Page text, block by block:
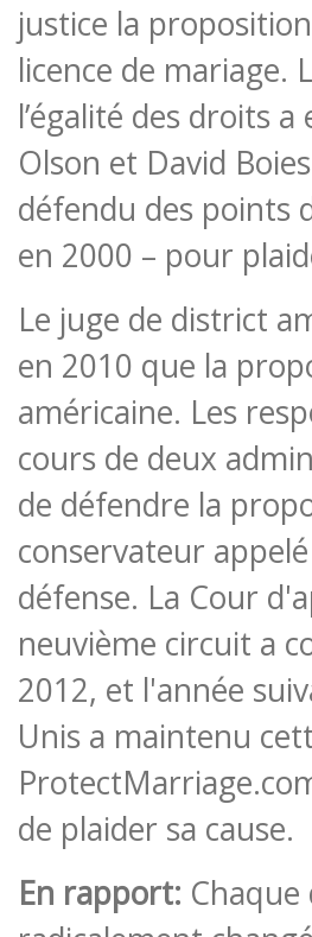
justice la
licence de mariage.
l’égalité des droits
Olson et David
défendu des points
en 2000 – pour
Le juge de district
en 2010 que la
américaine. Les
cours de deux
de défendre la
conservateur
défense. La Cour
neuvième circuit a
2012, et l'année
Unis a maintenu
de plaider sa cause.
En rapport: